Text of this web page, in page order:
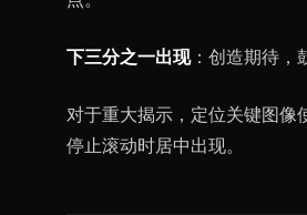
下三分之一出现：创造期待，
对于重大揭示，定位关键图像
停止滚动时居中出现。